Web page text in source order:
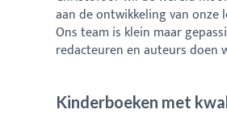
aan de ontwikkeling van onze
Ons team is klein maar
redacteuren en auteurs doen
Kinderboeken met